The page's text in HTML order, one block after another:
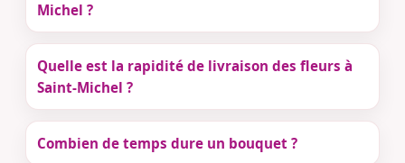
Michel ?
Quelle est la rapidité de livraison des fleurs à
Saint-Michel ?
Combien de temps dure un bouquet ?